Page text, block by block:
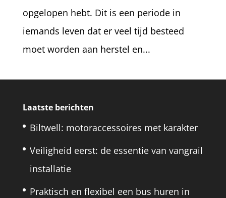
opgelopen hebt. Dit is een periode in
iemands leven dat er veel tijd besteed
moet worden aan herstel en...
Laatste berichten
Biltwell: motoraccessoires met karakter
Veiligheid eerst: de essentie van vangrail
installatie
Praktisch en flexibel een bus huren in